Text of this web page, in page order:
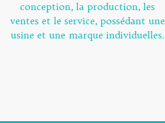
conception, la production, les
ventes et le service, possédant une
usine et une marque individuelles.